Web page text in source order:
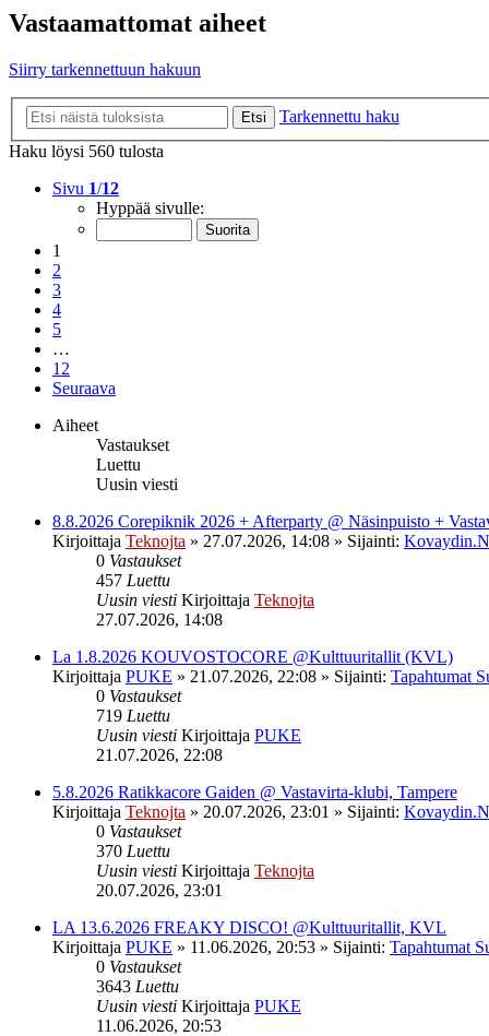
Vastaamattomat aiheet
Siirry tarkennettuun hakuun
Etsi
Tarkennettu haku
Haku löysi 560 tulosta
Sivu 1/12
Hyppää sivulle:
1
2
3
4
5
…
12
Seuraava
Aiheet
Vastaukset
Luettu
Uusin viesti
8.8.2026 Corepiknik 2026 + Afterparty @ Näsinpuisto +
Kirjoittaja Teknojta » 27.07.2026, 14:08 » Sijainti:
0 Vastaukset
457 Luettu
Uusin viesti Kirjoittaja Teknojta
27.07.2026, 14:08
La 1.8.2026 KOUVOSTOCORE @Kulttuuritallit (KVL)
Kirjoittaja PUKE » 21.07.2026, 22:08 » Sijainti: Tapahtumat
0 Vastaukset
719 Luettu
Uusin viesti Kirjoittaja PUKE
21.07.2026, 22:08
5.8.2026 Ratikkacore Gaiden @ Vastavirta-klubi, Tampere
Kirjoittaja Teknojta » 20.07.2026, 23:01 » Sijainti:
0 Vastaukset
370 Luettu
Uusin viesti Kirjoittaja Teknojta
20.07.2026, 23:01
LA 13.6.2026 FREAKY DISCO! @Kulttuuritallit, KVL
Kirjoittaja PUKE » 11.06.2026, 20:53 » Sijainti: Tapahtumat
0 Vastaukset
3643 Luettu
Uusin viesti Kirjoittaja PUKE
11.06.2026, 20:53